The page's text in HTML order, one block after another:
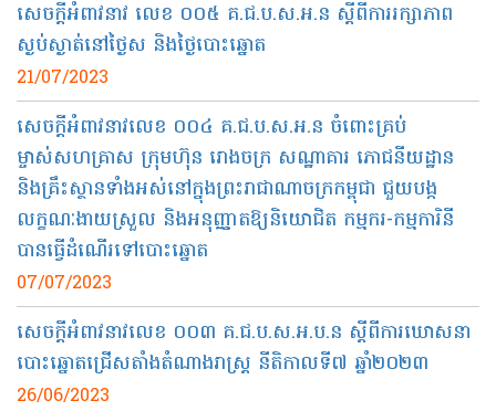
សេចក្តីអំពាវនាវ លេខ ០០៥ គ.ជ.ប.ស.អ.ន ស្ដីពីការរក្សាភាព
ស្ងប់ស្ងាត់នៅថ្ងៃស និងថ្ងៃបោះឆ្នោត
21/07/2023
សេចក្ដីអំពាវនាវលេខ ០០៤ គ.ជ.ប.ស.អ.ន ចំពោះគ្រប់
ម្ចាស់សហគ្រាស ក្រុមហ៊ុន រោងចក្រ សណ្ឋាគារ ភោជនីយដ្ឋាន
និងគ្រឹះស្ថានទាំងអស់នៅក្នុងព្រះរាជាណាចក្រកម្ពុជា ជួយបង្ក
លក្ខណៈងាយស្រួល និងអនុញ្ញាតឱ្យនិយោជិត កម្មករ-កម្មការិនី
បានធ្វើដំណើរទៅបោះឆ្នោត
07/07/2023
សេចក្ដីអំពាវនាវលេខ ០០៣ គ.ជ​.ប.ស.អ.ប.ន ស្ដីពីការឃោសនា
បោះឆ្នោតជ្រើសតាំងតំណាងរាស្ត្រ នីតិកាលទី៧ ឆ្នាំ២០២៣
26/06/2023